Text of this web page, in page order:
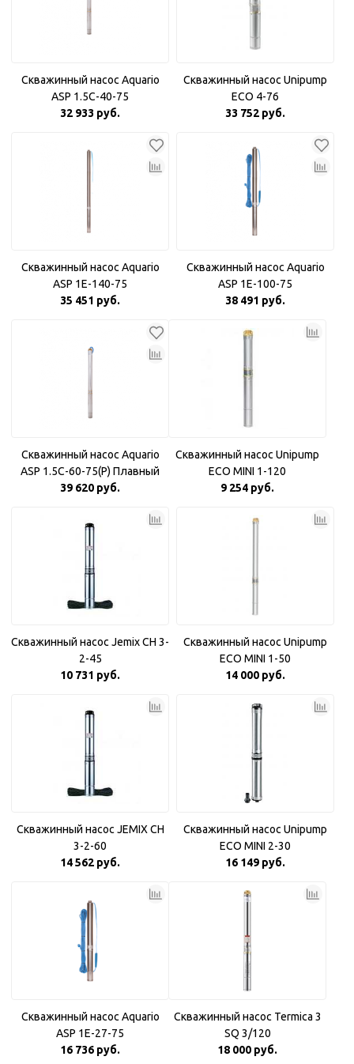
Скважинный насос Aquario
ASP 1.5С-40-75
32 933 руб.
Скважинный насос Unipump
ECO 4-76
33 752 руб.
Скважинный насос Aquario
ASP 1E-140-75
35 451 руб.
Скважинный насос Aquario
ASP 1E-100-75
38 491 руб.
Скважинный насос Aquario
ASP 1.5С-60-75(P) Плавный
пуск
39 620 руб.
Скважинный насос Unipump
ECO MINI 1-120
9 254 руб.
Скважинный насос Jemix CH 3-
2-45
10 731 руб.
Скважинный насос Unipump
ECO MINI 1-50
14 000 руб.
Скважинный насос JEMIX CH
3-2-60
14 562 руб.
Скважинный насос Unipump
ECO MINI 2-30
16 149 руб.
Скважинный насос Aquario
ASP 1E-27-75
16 736 руб.
Скважинный насос Termica 3
SQ 3/120
18 000 руб.